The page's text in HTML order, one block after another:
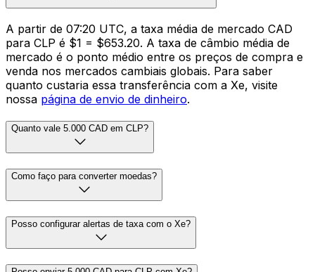
A partir de 07:20 UTC, a taxa média de mercado CAD
para CLP é $1 = $653.20. A taxa de câmbio média de
mercado é o ponto médio entre os preços de compra e
venda nos mercados cambiais globais. Para saber
quanto custaria essa transferência com a Xe, visite
nossa página de envio de dinheiro.
Quanto vale 5.000 CAD em CLP?
Como faço para converter moedas?
Posso configurar alertas de taxa com o Xe?